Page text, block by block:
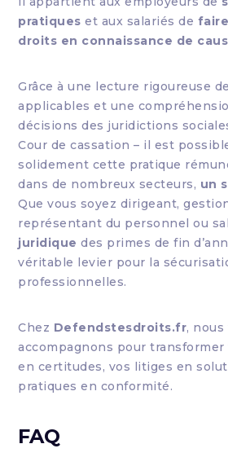
pratiques et aux salariés de
droits en connaissance de
Grâce à une lecture rigoureuse
applicables et une
décisions des juridictions
Cour de cassation – il est
solidement cette pratique
dans de nombreux secteurs, un
Que vous soyez dirigeant,
représentant du personnel ou
juridique des primes de fin
véritable levier pour la
professionnelles.
Chez Defendstesdroits.fr, nous
accompagnons pour
en certitudes, vos litiges en
pratiques en conformité.
FAQ